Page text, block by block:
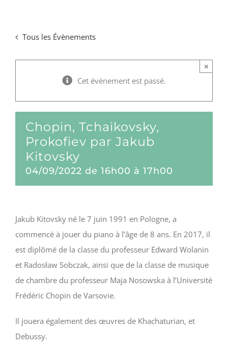
contenuTous les Évènements
Cet évènement est passé.
×
Chopin, Tchaikovsky,
Prokofiev par Jakub
Kitovsky
04/09/2022 de 16h00 à 17h00
Jakub Kitovsky né le 7 juin 1991 en Pologne, a
commencé à jouer du piano à l’âge de 8 ans. En 2017, il
est diplômé de la classe du professeur Edward Wolanin
et Radosław Sobczak, ainsi que de la classe de musique
de chambre du professeur Maja Nosowska à l’Université
Frédéric Chopin de Varsovie.
Il jouera également des œuvres de Khachaturian, et
Debussy.